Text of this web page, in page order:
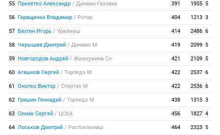
55 Призетко Александр / Динамо-Газовик 391 1955 5
56 Геращенко Владимир / Ротор 404 1213 3
57 Бахтин Игорь / Уралмаш 414 2486 6
58 Черышев Дмитрий / Динамо М 419 2099 5
59 Новгородов Андрей / Жемчужина Сч 421 2109 5
60 Агашков Сергей / Торпедо М 422 2537 6
61 Онопко Виктор / Спартак М 422 2536 6
62 Гришин Геннадий / Торпедо М 438 1315 3
63 Семак Сергей / ЦСКА 456 1827 4
64 Лоськов Дмитрий / Ростсельмаш 464 2323 5